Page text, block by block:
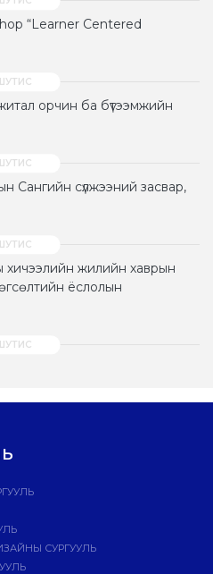
“Learner Centered
орчин ба бүтээмжийн
сүлжээний засвар,
жилийн хаврын
ёслолын
СУРГУУЛЬ